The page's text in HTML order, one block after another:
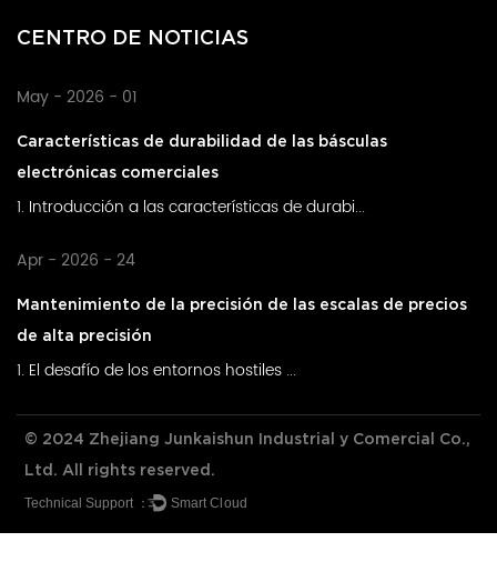
CENTRO DE NOTICIAS
May - 2026 - 01
Características de durabilidad de las básculas
electrónicas comerciales
1. Introducción a las características de durabi...
Apr - 2026 - 24
Mantenimiento de la precisión de las escalas de precios
de alta precisión
1. El desafío de los entornos hostiles ...
© 2024 Zhejiang Junkaishun Industrial y Comercial Co.,
Ltd. All rights reserved.
Technical Support ： Smart Cloud